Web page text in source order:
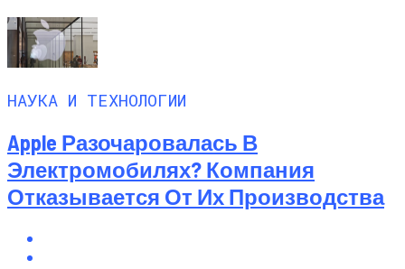
НАУКА И ТЕХНОЛОГИИ
Apple Разочаровалась В
Электромобилях? Компания
Отказывается От Их Производства